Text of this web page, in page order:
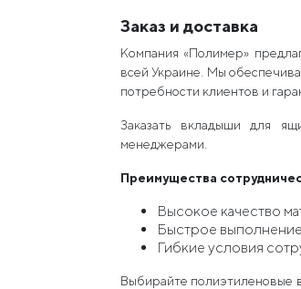
Заказ и доставка
Компания «Полимер»
всей Украине. Мы
потребности клиентов и
Заказать вкладыши для
менеджерами.
Преимущества
Высокое качество
Быстрое выполнение
Гибкие условия
Выбирайте полиэтиленовые